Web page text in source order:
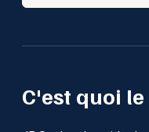
C'est quoi le